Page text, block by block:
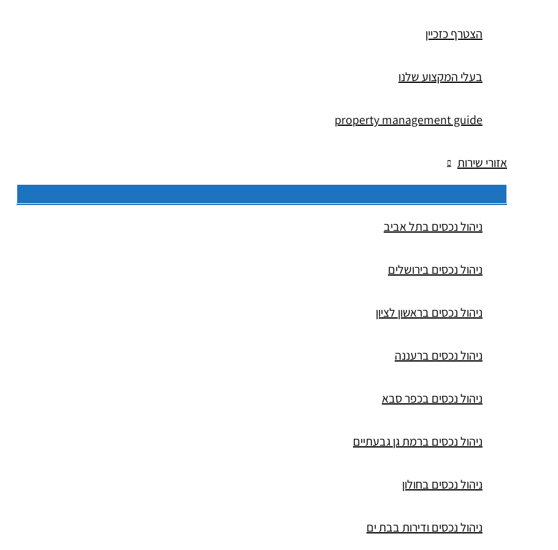
הצטרף כזכיין
בעלי המקצוע שלנו
property management guide
אזורי שירות
ניהול נכסים בתל אביב
ניהול נכסים בירושלים
ניהול נכסים בראשון לציון
ניהול נכסים ברעננה
ניהול נכסים בכפר סבא
ניהול נכסים ברמת גן גבעתיים
ניהול נכסים בחולון
ניהול נכסים ודירות בבת ים